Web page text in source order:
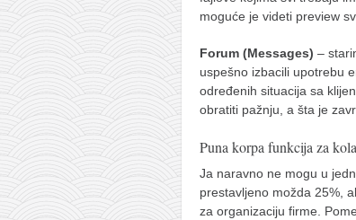
moguće je videti preview
Forum (Messages) –
uspešno izbacili upotrebu
određenih situacija sa
obratiti pažnju, a šta je
Puna korpa funkcija za
Ja naravno ne mogu u
prestavljeno možda 25%,
za organizaciju firme.